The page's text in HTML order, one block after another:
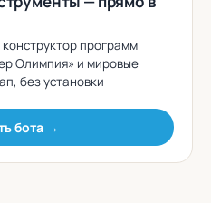
программ
Олимпия» и мировые
без установки
бота →